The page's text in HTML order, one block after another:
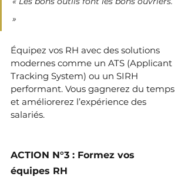
»
Équipez vos RH avec des solutions
modernes comme un ATS (Applicant
Tracking System) ou un SIRH
performant. Vous gagnerez du temps
et améliorerez l’expérience des
salariés.
ACTION N°3 : Formez vos
équipes RH